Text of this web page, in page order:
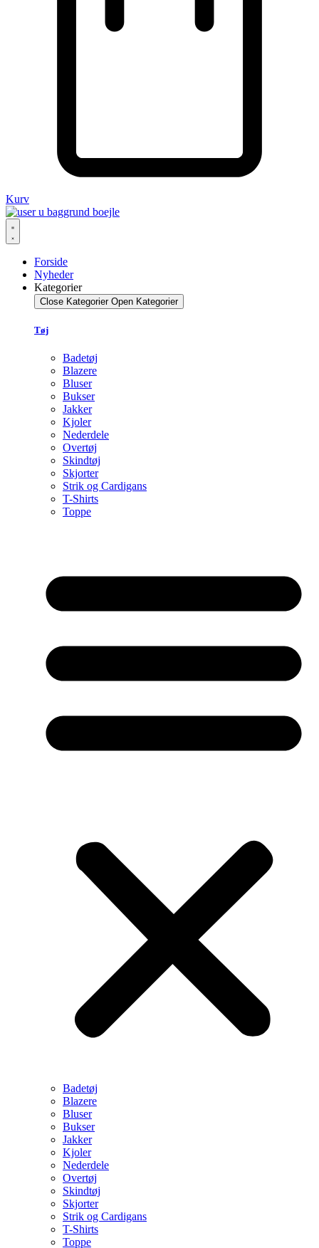
Kurv
Forside
Nyheder
Kategorier
Close Kategorier Open Kategorier
Tøj
Badetøj
Blazere
Bluser
Bukser
Jakker
Kjoler
Nederdele
Overtøj
Skindtøj
Skjorter
Strik og Cardigans
T-Shirts
Toppe
Badetøj
Blazere
Bluser
Bukser
Jakker
Kjoler
Nederdele
Overtøj
Skindtøj
Skjorter
Strik og Cardigans
T-Shirts
Toppe